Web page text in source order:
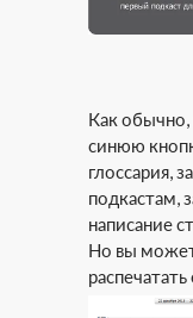
Как обычно,
синюю
глоссария,
подкастам,
написание
Но вы
распечатать